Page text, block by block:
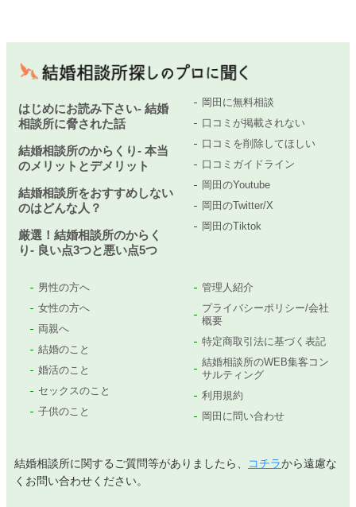
はじめにお読み下さい- 結婚
相談所に脅された話
結婚相談所のからくり- 本当
のメリットとデメリット
結婚相談所をおすすめしない
のはどんな人？
厳選！結婚相談所のからく
り- 良い点3つと悪い点5つ
岡田に無料相談
口コミが掲載されない
口コミを削除してほしい
口コミガイドライン
岡田のYoutube
岡田のTwitter/X
岡田のTiktok
男性の方へ
女性の方へ
両親へ
結婚のこと
婚活のこと
セックスのこと
子供のこと
管理人紹介
プライバシーポリシー/会社
概要
特定商取引法に基づく表記
結婚相談所のWEB集客コン
サルティング
利用規約
岡田に問い合わせ
結婚相談所に関するご質問等がありましたら、 コチラから遠慮な
くお問い合わせください。